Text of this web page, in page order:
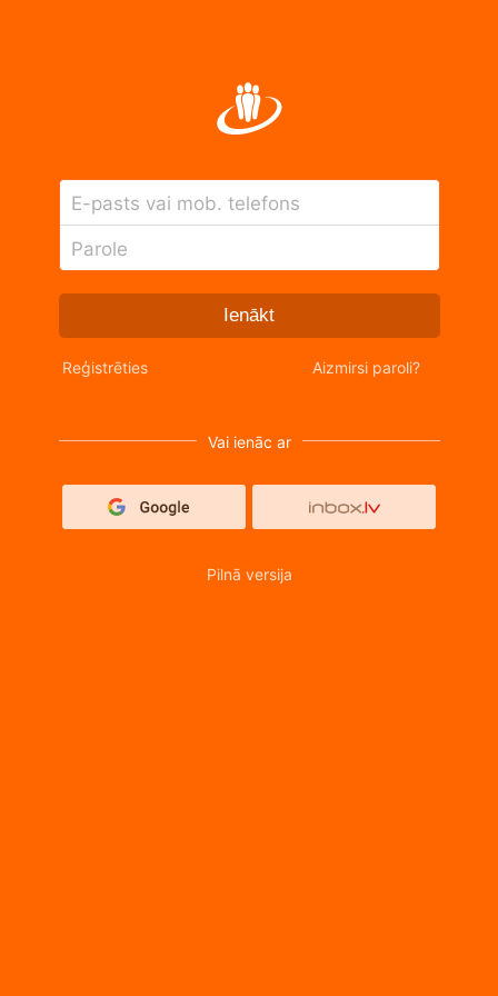
E-pasts vai mob. telefons
Parole
Ienākt
Reģistrēties Aizmirsi paroli?
Vai ienāc ar
Pilnā versija